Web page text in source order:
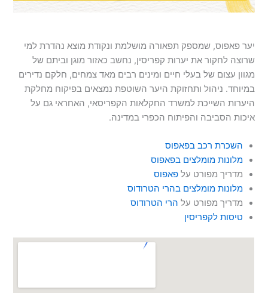
יער פאפוס, שמספק תפאורה מושלמת ונקודת מוצא נהדרת למי
שרוצה לחקור את יערות קפריסין, נחשב כאזור מוגן וביתם של
מגוון עצום של בעלי חיים ומינים רבים מאד צמחים, חלקם נדירים
במיוחד. ניהול ותחזוקת היער השוטפת נמצאים בפיקוח מחלקת
היערות השייכת למשרד החקלאות הקפריסאי, האחראי גם על
איכות הסביבה והפיתוח הכפרי במדינה.
השכרת רכב בפאפוס
מלונות מומלצים בפאפוס
מדריך מפורט עלפאפוס
מלונות מומלצים בהרי הטרודוס
מדריך מפורט על הרי הטרודוס
טיסות לקפריסין